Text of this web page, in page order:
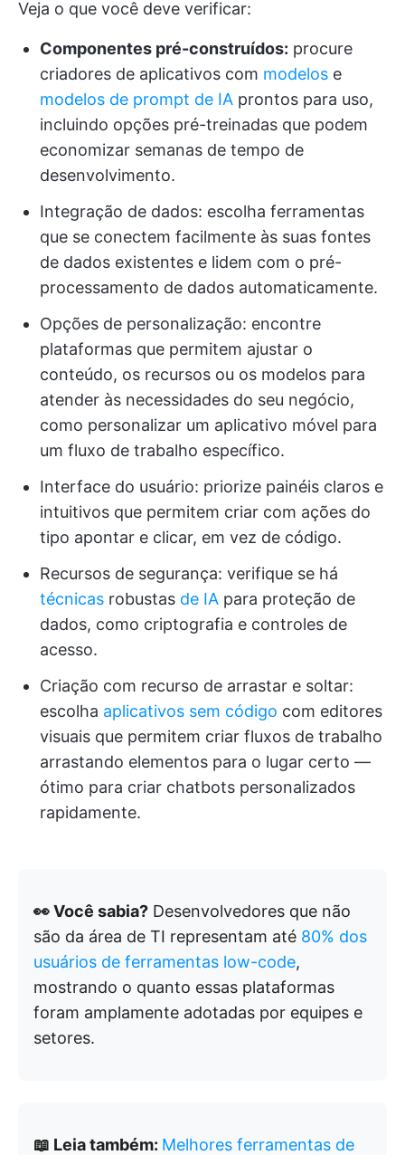
Veja o que você deve verificar:
Componentes pré-construídos: procure
criadores de aplicativos com modelos e
modelos de prompt de IA prontos para uso,
incluindo opções pré-treinadas que podem
economizar semanas de tempo de
desenvolvimento.
Integração de dados: escolha ferramentas
que se conectem facilmente às suas fontes
de dados existentes e lidem com o pré-
processamento de dados automaticamente.
Opções de personalização: encontre
plataformas que permitem ajustar o
conteúdo, os recursos ou os modelos para
atender às necessidades do seu negócio,
como personalizar um aplicativo móvel para
um fluxo de trabalho específico.
Interface do usuário: priorize painéis claros e
intuitivos que permitem criar com ações do
tipo apontar e clicar, em vez de código.
Recursos de segurança: verifique se há
técnicas robustas de IA para proteção de
dados, como criptografia e controles de
acesso.
Criação com recurso de arrastar e soltar:
escolha aplicativos sem código com editores
visuais que permitem criar fluxos de trabalho
arrastando elementos para o lugar certo —
ótimo para criar chatbots personalizados
rapidamente.
👀 Você sabia? Desenvolvedores que não
são da área de TI representam até 80% dos
usuários de ferramentas low-code,
mostrando o quanto essas plataformas
foram amplamente adotadas por equipes e
setores.
📖 Leia também: Melhores ferramentas de